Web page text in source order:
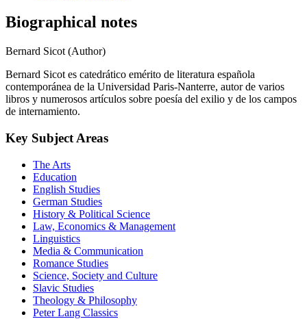
Biographical notes
Bernard Sicot (Author)
Bernard Sicot es catedrático emérito de literatura española
contemporánea de la Universidad Paris-Nanterre, autor de varios
libros y numerosos artículos sobre poesía del exilio y de los campos
de internamiento.
Key Subject Areas
The Arts
Education
English Studies
German Studies
History & Political Science
Law, Economics & Management
Linguistics
Media & Communication
Romance Studies
Science, Society and Culture
Slavic Studies
Theology & Philosophy
Peter Lang Classics